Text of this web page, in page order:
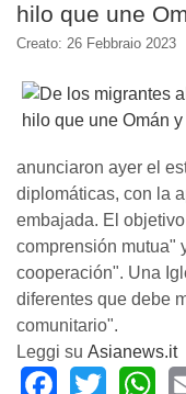
hilo que une
Creato: 26 Febbraio 2023
anunciaron ayer el
diplomáticas, con la
embajada. El
comprensión mutua"
cooperación". Una
diferentes que debe
comunitario".
Leggi su Asianews.it